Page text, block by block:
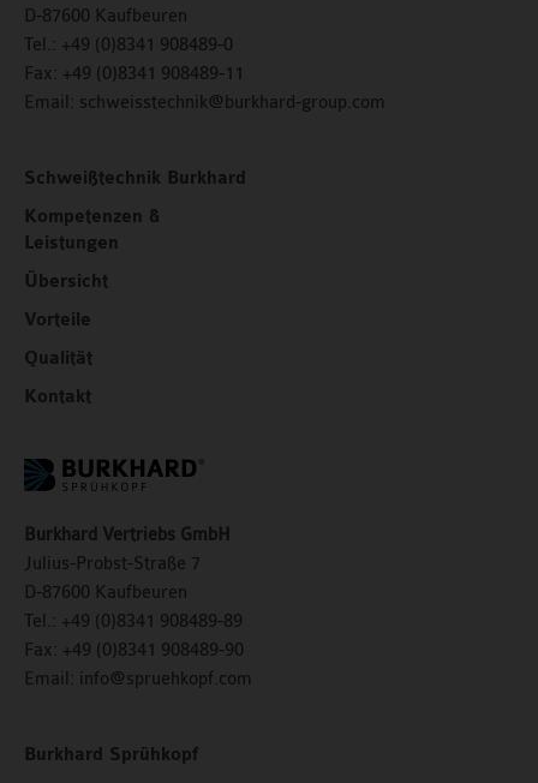
D-87600 Kaufbeuren
Tel.: +49 (0)8341 908489-0
Fax: +49 (0)8341 908489-11
Email: schweisstechnik@burkhard-group.com
Schweißtechnik Burkhard
Kompetenzen &
Leistungen
Übersicht
Vorteile
Qualität
Kontakt
Burkhard Vertriebs GmbH
Julius-Probst-Straße 7
D-87600 Kaufbeuren
Tel.: +49 (0)8341 908489-89
Fax: +49 (0)8341 908489-90
Email: info@spruehkopf.com
Burkhard Sprühkopf